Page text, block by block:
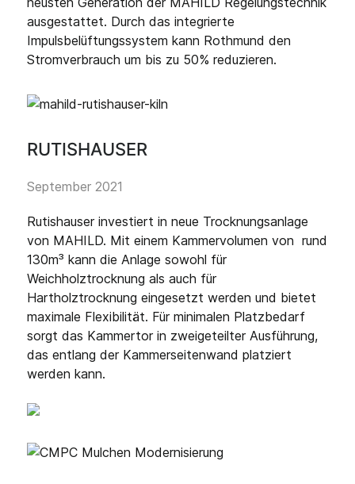
ausgestattet. Durch das integrierte
Impulsbelüftungssystem kann Rothmund den
Stromverbrauch um bis zu 50% reduzieren.
RUTISHAUSER
September 2021
Rutishauser investiert in neue Trocknungsanlage
von MAHILD. Mit einem Kammervolumen von rund
130m³ kann die Anlage sowohl für
Weichholztrocknung als auch für
Hartholztrocknung eingesetzt werden und bietet
maximale Flexibilität. Für minimalen Platzbedarf
sorgt das Kammertor in zweigeteilter Ausführung,
das entlang der Kammerseitenwand platziert
werden kann.